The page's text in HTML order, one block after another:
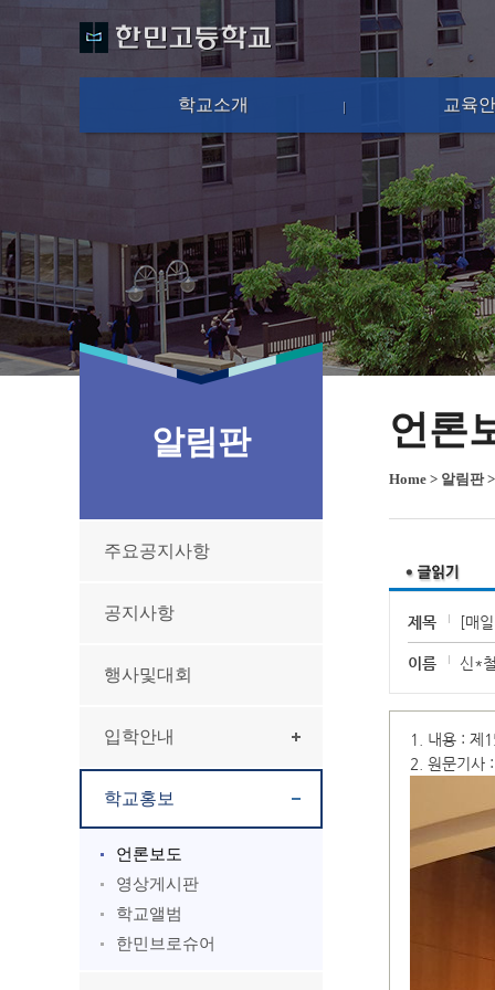
학교소개 교육
알림판
주요공지사항
공지사항
행사및대회
입학안내
학교홍보
언론보도
영상게시판
학교앨범
한민브로슈어
Home > 알림판
언론
제목 [매
이름 신*
1. 내용 : 제
2. 원문기사